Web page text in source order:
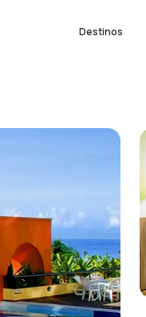
Destinos